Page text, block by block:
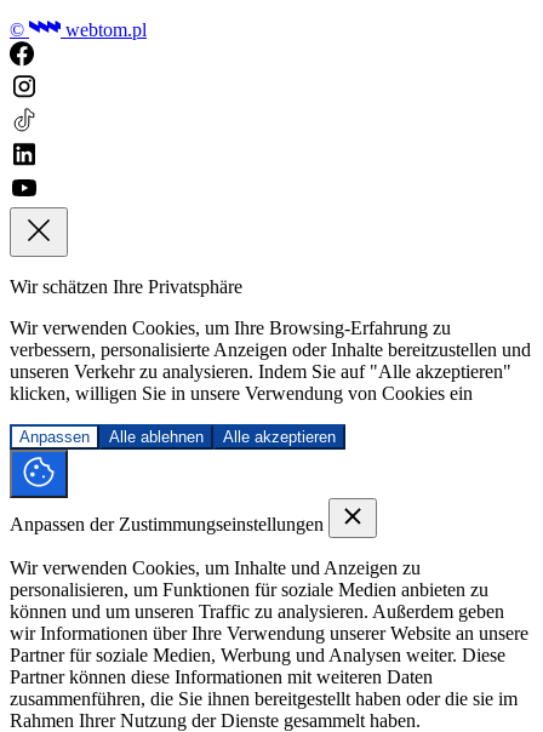
© webtom.pl
Wir schätzen Ihre Privatsphäre
Wir verwenden Cookies, um Ihre Browsing-Erfahrung zu
verbessern, personalisierte Anzeigen oder Inhalte bereitzustellen und
unseren Verkehr zu analysieren. Indem Sie auf "Alle akzeptieren"
klicken, willigen Sie in unsere Verwendung von Cookies ein
Anpassen Alle ablehnen Alle akzeptieren
Anpassen der Zustimmungseinstellungen
Wir verwenden Cookies, um Inhalte und Anzeigen zu
personalisieren, um Funktionen für soziale Medien anbieten zu
können und um unseren Traffic zu analysieren. Außerdem geben
wir Informationen über Ihre Verwendung unserer Website an unsere
Partner für soziale Medien, Werbung und Analysen weiter. Diese
Partner können diese Informationen mit weiteren Daten
zusammenführen, die Sie ihnen bereitgestellt haben oder die sie im
Rahmen Ihrer Nutzung der Dienste gesammelt haben.